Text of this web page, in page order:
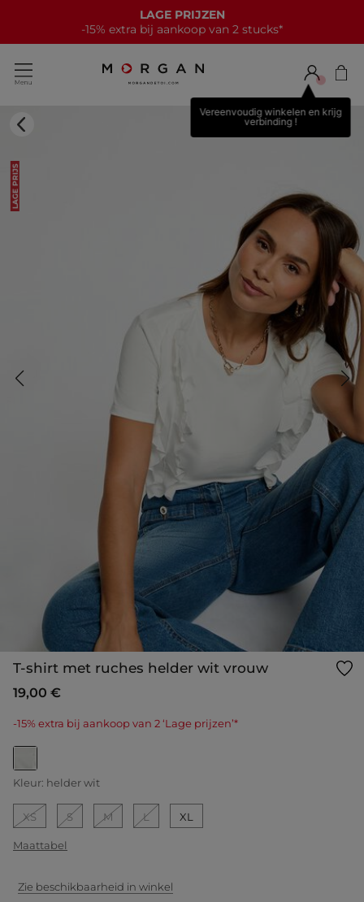
LAGE PRIJZEN
-15% extra bij aankoop van 2 stucks*
Vereenvoudig winkelen en krijg
verbinding !
LAGE PRIJS
T-shirt met ruches helder wit vrouw
19,00 €
-15% extra bij aankoop van 2 ‘Lage prijzen’*
geselecteerd
Kleur: helder wit
XS S M L XL
Maattabel
Zie beschikbaarheid in winkel